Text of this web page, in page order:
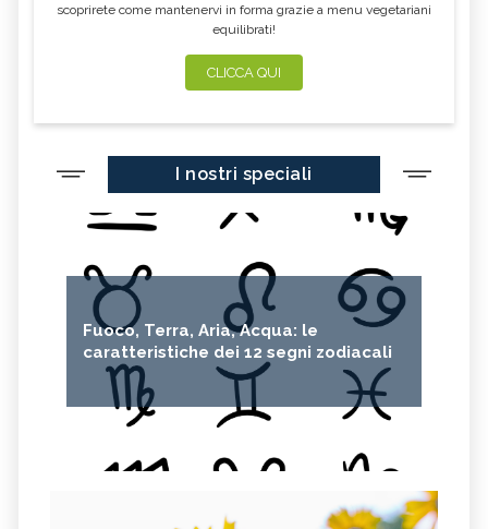
scoprirete come mantenervi in forma grazie a menu vegetariani
equilibrati!
CLICCA QUI
I nostri speciali
Fuoco, Terra, Aria, Acqua: le
caratteristiche dei 12 segni zodiacali